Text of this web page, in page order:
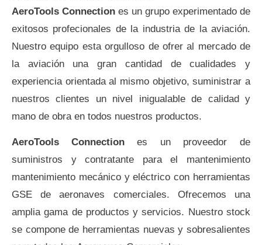
AeroTools Connection es un grupo experimentado de
exitosos profecionales de la industria de la aviación.
Nuestro equipo esta orgulloso de ofrer al mercado de
la aviación una gran cantidad de cualidades y
experiencia orientada al mismo objetivo, suministrar a
nuestros clientes un nivel inigualable de calidad y
mano de obra en todos nuestros productos.
AeroTools Connection es un proveedor de
suministros y contratante para el mantenimiento
mantenimiento mecánico y eléctrico con herramientas
GSE de aeronaves comerciales. Ofrecemos una
amplia gama de productos y servicios. Nuestro stock
se compone de herramientas nuevas y sobresalientes